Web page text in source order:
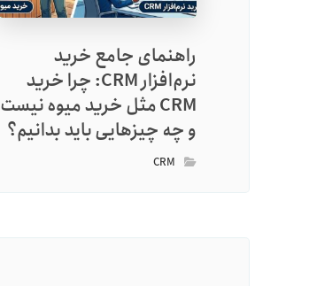
راهنمای جامع خرید
نرم‌افزار CRM: چرا خرید
CRM مثل خرید میوه نیست
و چه چیزهایی باید بدانیم؟
CRM